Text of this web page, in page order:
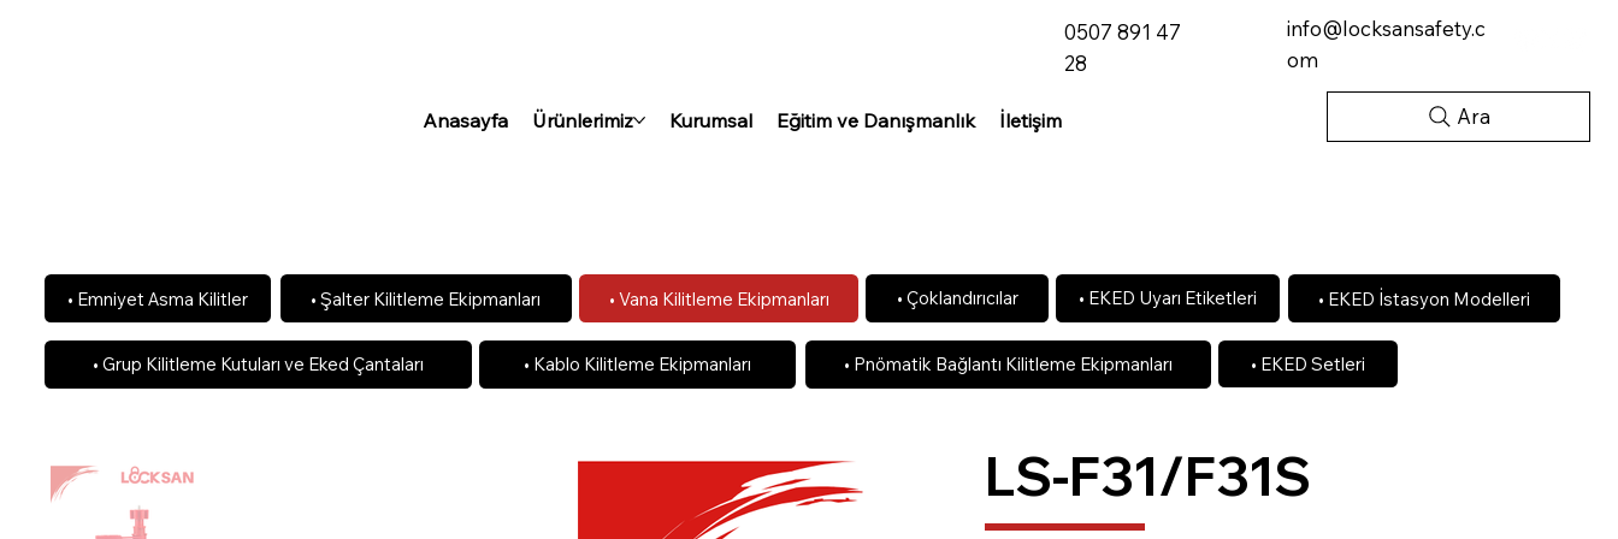
0507 891 47
28
info@locksansafety.c
om
Anasayfa Ürünlerimiz Kurumsal Eğitim ve Danışmanlık İletişim Ara
• Emniyet Asma Kilitler
• Grup Kilitleme Kutuları ve Eked Çantaları
• Şalter Kilitleme Ekipmanları
• Kablo Kilitleme Ekipmanları
• Vana Kilitleme Ekipmanları
• Pnömatik Bağlantı Kilitleme Ekipmanları
• Çoklandırıcılar
LS-F31/F31S
• EKED Uyarı Etiketleri
• EKED Setleri
• EKED İstasyon Modelleri